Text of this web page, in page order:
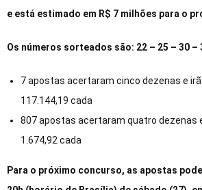
e está estimado em R$ 7 milhões para o
Os números sorteados são: 22 – 25 – 30 –
7 apostas acertaram cinco dezenas e
117.144,19 cada
807 apostas acertaram quatro dezenas
1.674,92 cada
Para o próximo concurso, as apostas